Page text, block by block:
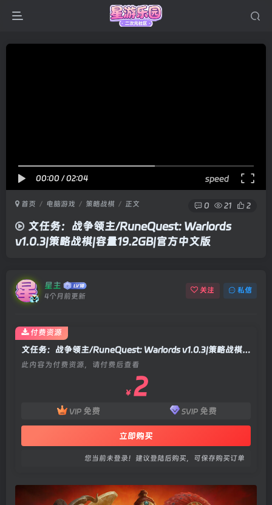
00:00 /02:04 speed
首页 电脑游戏 策略战棋 正文 0 21 2
文任务：战争领主/RuneQuest: Warlords
v1.0.3|策略战棋|容量19.2GB|官方中文版
星主
4个月前更新
关注 私信
文任务：战争领主/RuneQuest: Warlords v1.0.3|策略战棋|容量19.2GB|官方中文版
此内容为付费资源，请付费后查看
￥ 2
VIP 免费 SVIP 免费
立即购买
您当前未登录！建议登陆后购买，可保存购买订单
付费资源